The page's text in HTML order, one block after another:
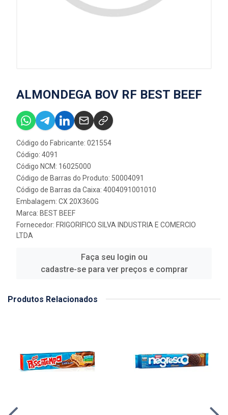
ALMONDEGA BOV RF BEST BEEF
Código do Fabricante: 021554
Código: 4091
Código NCM: 16025000
Código de Barras do Produto: 50004091
Código de Barras da Caixa: 4004091001010
Embalagem: CX 20X360G
Marca: BEST BEEF
Fornecedor: FRIGORIFICO SILVA INDUSTRIA E COMERCIO
LTDA
Faça seu login ou
cadastre-se para ver preços e comprar
Produtos Relacionados